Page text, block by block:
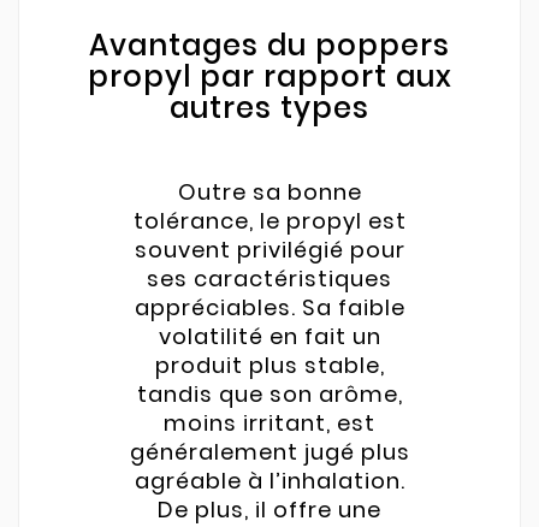
Avantages du poppers
propyl par rapport aux
autres types
Outre sa bonne
tolérance, le propyl est
souvent privilégié pour
ses caractéristiques
appréciables. Sa faible
volatilité en fait un
produit plus stable,
tandis que son arôme,
moins irritant, est
généralement jugé plus
agréable à l’inhalation.
De plus, il offre une